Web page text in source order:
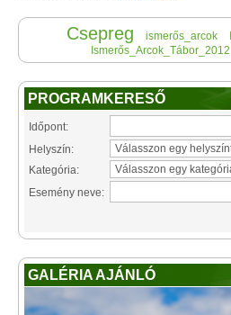
Csepreg ismerős_arcok
Ismerős_Arcok_Tábor_2012
PROGRAMKERESŐ
Időpont:
Helyszín:
Kategória:
Esemény neve:
GALÉRIA AJÁNLÓ